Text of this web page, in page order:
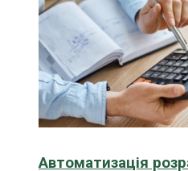
Автоматизація